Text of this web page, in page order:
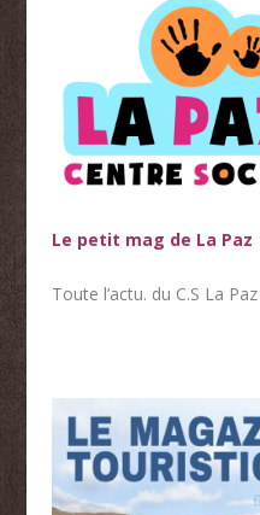
Le petit mag de La Paz
Toute l’actu. du C.S La